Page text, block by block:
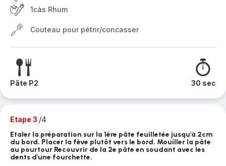
1càs Rhum
Couteau pour pétrir/concasser
Pâte P2 30 sec
Etape 3 /4
Etaler la préparation sur la 1ère pâte feuilletée jusqu'à 2cm
du bord. Placer la fève plutôt vers le bord. Mouiller la pâte
au pourtour Recouvrir de la 2e pâte en soudant avec les
dents d'une fourchette.